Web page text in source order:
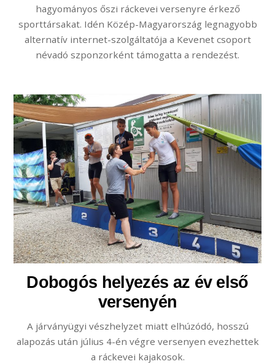
hagyományos őszi ráckevei versenyre érkező
sporttársakat. Idén Közép-Magyarország legnagyobb
alternatív internet-szolgáltatója a Kevenet csoport
névadó szponzorként támogatta a rendezést.
Dobogós helyezés az év első
versenyén
A járványügyi vészhelyzet miatt elhúzódó, hosszú
alapozás után július 4-én végre versenyen evezhettek
a ráckevei kajakosok.